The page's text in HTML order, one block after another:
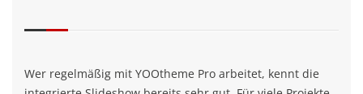
Wer regelmäßig mit YOOtheme Pro arbeitet, kennt die